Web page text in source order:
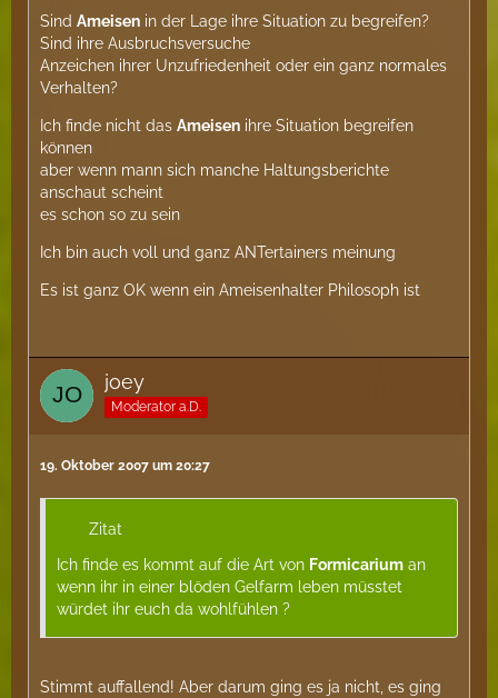
Sind Ameisen in der Lage ihre Situation zu begreifen?
Sind ihre Ausbruchsversuche
Anzeichen ihrer Unzufriedenheit oder ein ganz normales
Verhalten?
Ich finde nicht das Ameisen ihre Situation begreifen
können
aber wenn mann sich manche Haltungsberichte
anschaut scheint
es schon so zu sein
Ich bin auch voll und ganz ANTertainers meinung
Es ist ganz OK wenn ein Ameisenhalter Philosoph ist
joey
Moderator a.D.
19. Oktober 2007 um 20:27
Zitat
Ich finde es kommt auf die Art von Formicarium an
wenn ihr in einer blöden Gelfarm leben müsstet
würdet ihr euch da wohlfühlen ?
Stimmt auffallend! Aber darum ging es ja nicht, es ging